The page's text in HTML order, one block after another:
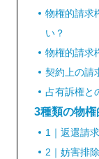
物権的請求
い？
物権的請求
契約上の請
占有訴権と
3種類の物
1｜返還請
2｜妨害排